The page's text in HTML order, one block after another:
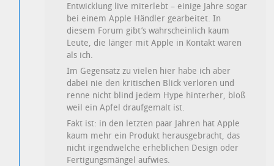
Entwicklung live miterlebt – einige Jahre sogar
bei einem Apple Händler gearbeitet. In
diesem Forum gibt’s wahrscheinlich kaum
Leute, die länger mit Apple in Kontakt waren
als ich.
Im Gegensatz zu vielen hier habe ich aber
dabei nie den kritischen Blick verloren und
renne nicht blind jedem Hype hinterher, bloß
weil ein Apfel draufgemalt ist.
Fakt ist: in den letzten paar Jahren hat Apple
kaum mehr ein Produkt herausgebracht, das
nicht irgendwelche erheblichen Design oder
Fertigungsmängel aufwies.